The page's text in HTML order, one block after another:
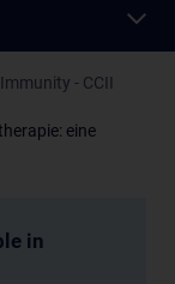
- CCII
eine
in